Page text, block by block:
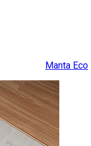
Manta Eco